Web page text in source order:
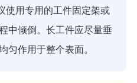
使用专用的工件固定架或
中倾倒。长工件应尽量垂
匀作用于整个表面。